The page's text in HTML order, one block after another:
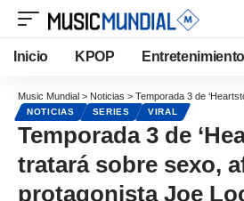
Inicio KPOP Entretenimiento
Music Mundial > Noticias > Temporada 3 de ‘Heartstopper’
NOTICIAS SERIES VIRAL
Temporada 3 de
tratará sobre sexo,
protagonista Joe